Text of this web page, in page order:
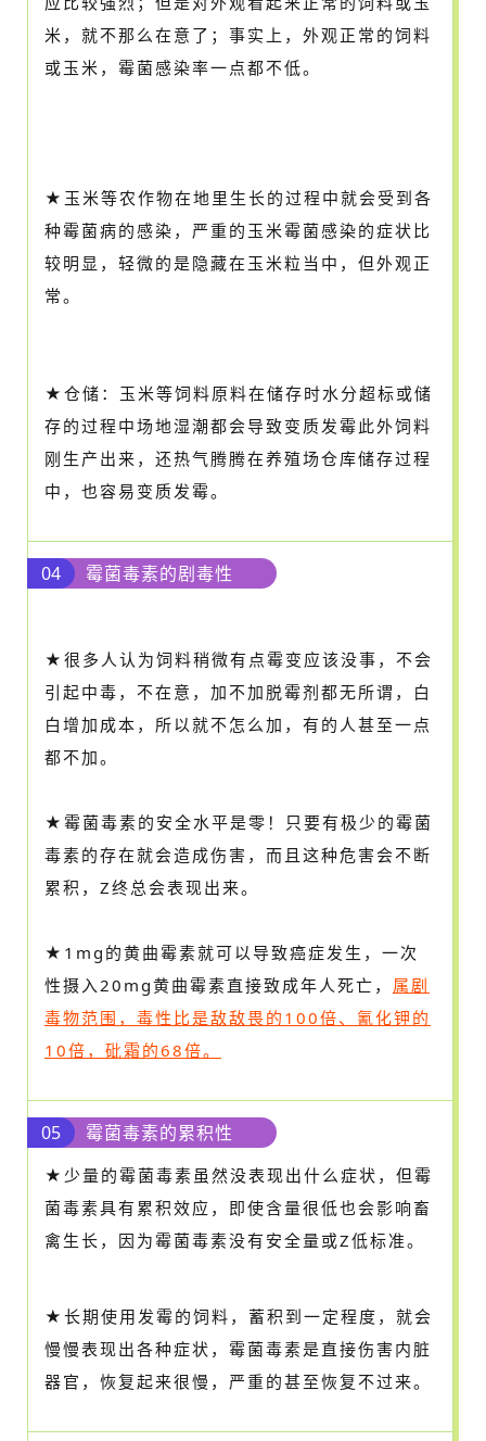
米，就不那么在意了；事实上，外观正常的饲料
或玉米，霉菌感染率一点都不低。
★玉米等农作物在地里生长的过程中就会受到各
种霉菌病的感染，严重的玉米霉菌感染的症状比
较明显，轻微的是隐藏在玉米粒当中，但外观正
常。
★仓储：玉米等饲料原料在储存时水分超标或储
存的过程中场地湿潮都会导致变质发霉此外饲料
刚生产出来，还热气腾腾在养殖场仓库储存过程
中，也容易变质发霉。
04 霉菌毒素的剧毒性
★很多人认为饲料稍微有点霉变应该没事，不会
引起中毒，不在意，加不加脱霉剂都无所谓，白
白增加成本，所以就不怎么加，有的人甚至一点
都不加。
★霉菌毒素的安全水平是零！只要有极少的霉菌
毒素的存在就会造成伤害，而且这种危害会不断
累积，Z终总会表现出来。
★1mg的黄曲霉素就可以导致癌症发生，一次
性摄入20mg黄曲霉素直接致成年人死亡， 属剧
毒物范围，毒性比是敌敌畏的100倍、氰化钾的
10倍，砒霜的68倍。
05 霉菌毒素的累积性
★少量的霉菌毒素虽然没表现出什么症状，但霉
菌毒素具有累积效应，即使含量很低也会影响畜
禽生长，因为霉菌毒素没有安全量或Z低标准。
★长期使用发霉的饲料，蓄积到一定程度，就会
慢慢表现出各种症状，霉菌毒素是直接伤害内脏
器官，恢复起来很慢，严重的甚至恢复不过来。